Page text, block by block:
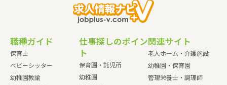
職種ガイド
保育士
ベビーシッター
幼稚園教諭
仕事探しのポイン
ト
保育園・託児所
幼稚園
関連サイト
老人ホーム・介護施設
幼稚園・保育園
管理栄養士・調理師